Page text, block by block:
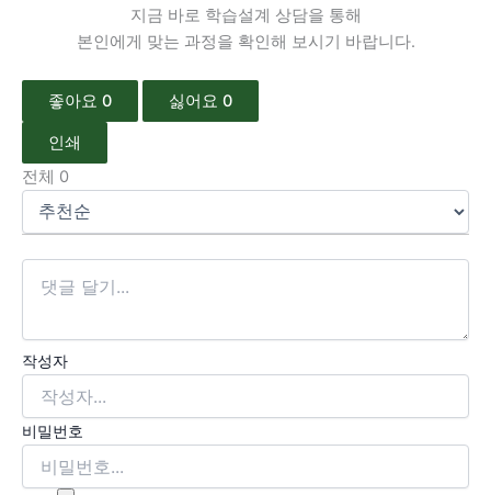
지금 바로 학습설계 상담을 통해
본인에게 맞는 과정을 확인해 보시기 바랍니다.
좋아요 0 싫어요 0
인쇄
전체 0
작성자
비밀번호